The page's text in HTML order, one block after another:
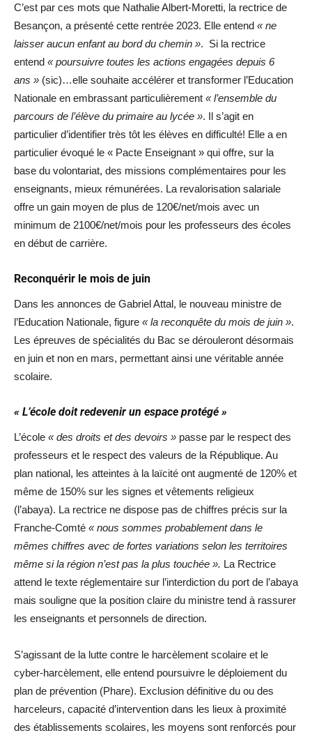
C’est par ces mots que Nathalie Albert-Moretti, la rectrice de
Besançon, a présenté cette rentrée 2023. Elle entend « ne
laisser aucun enfant au bord du chemin ». Si la rectrice
entend « poursuivre toutes les actions engagées depuis 6
ans » (sic)…elle souhaite accélérer et transformer l’Education
Nationale en embrassant particulièrement « l’ensemble du
parcours de l’élève du primaire au lycée ». Il s’agit en
particulier d’identifier très tôt les élèves en difficulté! Elle a en
particulier évoqué le « Pacte Enseignant » qui offre, sur la
base du volontariat, des missions complémentaires pour les
enseignants, mieux rémunérées. La revalorisation salariale
offre un gain moyen de plus de 120€/net/mois avec un
minimum de 2100€/net/mois pour les professeurs des écoles
en début de carrière.
Reconquérir le mois de juin
Dans les annonces de Gabriel Attal, le nouveau ministre de
l’Education Nationale, figure « la reconquête du mois de juin ».
Les épreuves de spécialités du Bac se dérouleront désormais
en juin et non en mars, permettant ainsi une véritable année
scolaire.
« L’école doit redevenir un espace protégé »
L’école « des droits et des devoirs » passe par le respect des
professeurs et le respect des valeurs de la République. Au
plan national, les atteintes à la laïcité ont augmenté de 120% et
même de 150% sur les signes et vêtements religieux
(l’abaya). La rectrice ne dispose pas de chiffres précis sur la
Franche-Comté « nous sommes probablement dans le
mêmes chiffres avec de fortes variations selon les territoires
même si la région n’est pas la plus touchée ». La Rectrice
attend le texte réglementaire sur l’interdiction du port de l’abaya
mais souligne que la position claire du ministre tend à rassurer
les enseignants et personnels de direction.
S’agissant de la lutte contre le harcèlement scolaire et le
cyber-harcèlement, elle entend poursuivre le déploiement du
plan de prévention (Phare). Exclusion définitive du ou des
harceleurs, capacité d’intervention dans les lieux à proximité
des établissements scolaires, les moyens sont renforcés pour